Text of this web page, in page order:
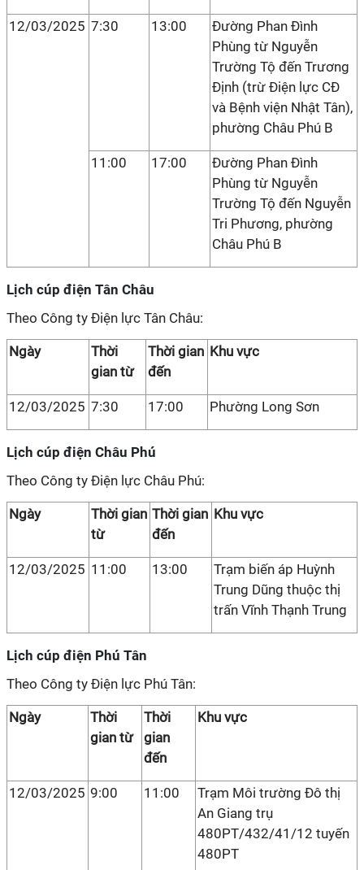
12/03/2025 7:30 13:00
Đường Phan Đình
Phùng từ Nguyễn
Trường Tộ đến Trương
Định (trừ Điện lực CĐ
và Bệnh viện Nhật Tân),
phường Châu Phú B
11:00 17:00
Đường Phan Đình
Phùng từ Nguyễn
Trường Tộ đến Nguyễn
Tri Phương, phường
Châu Phú B
Lịch cúp điện Tân Châu
Theo Công ty Điện lực Tân Châu:
Ngày
Thời
gian từ
Thời gian
đến
Khu vực
12/03/2025 7:30 17:00 Phường Long Sơn
Lịch cúp điện Châu Phú
Theo Công ty Điện lực Châu Phú:
Ngày
Thời gian
từ
Thời gian
đến
Khu vực
12/03/2025 11:00 13:00
Trạm biến áp Huỳnh
Trung Dũng thuộc thị
trấn Vĩnh Thạnh Trung
Lịch cúp điện Phú Tân
Theo Công ty Điện lực Phú Tân:
Ngày
Thời
gian từ
Thời
gian
đến
Khu vực
12/03/2025 9:00 11:00
Trạm Môi trường Đô thị
An Giang trụ
480PT/432/41/12 tuyến
480PT